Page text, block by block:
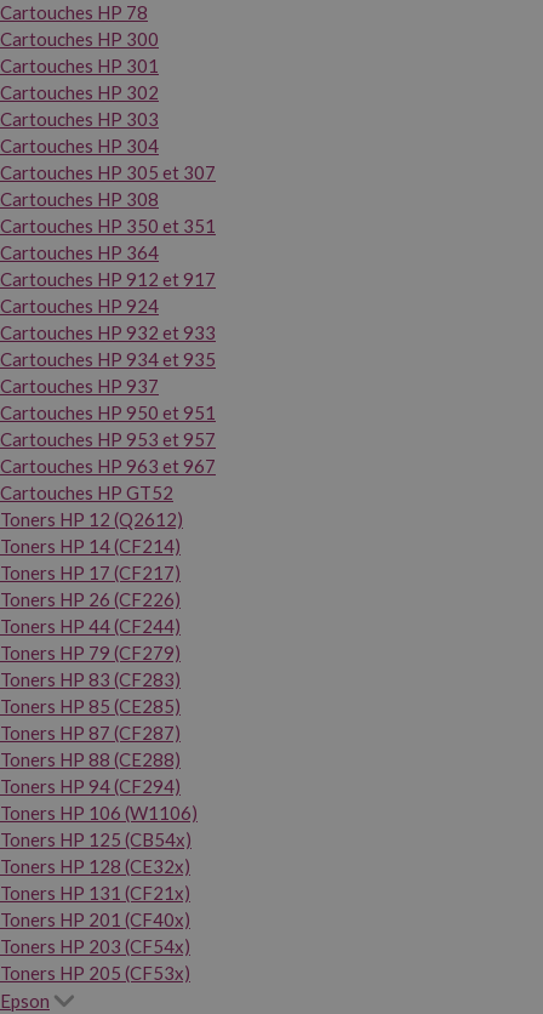
Cartouches HP 78
Cartouches HP 300
Cartouches HP 301
Cartouches HP 302
Cartouches HP 303
Cartouches HP 304
Cartouches HP 305 et 307
Cartouches HP 308
Cartouches HP 350 et 351
Cartouches HP 364
Cartouches HP 912 et 917
Cartouches HP 924
Cartouches HP 932 et 933
Cartouches HP 934 et 935
Cartouches HP 937
Cartouches HP 950 et 951
Cartouches HP 953 et 957
Cartouches HP 963 et 967
Cartouches HP GT52
Toners HP 12 (Q2612)
Toners HP 14 (CF214)
Toners HP 17 (CF217)
Toners HP 26 (CF226)
Toners HP 44 (CF244)
Toners HP 79 (CF279)
Toners HP 83 (CF283)
Toners HP 85 (CE285)
Toners HP 87 (CF287)
Toners HP 88 (CE288)
Toners HP 94 (CF294)
Toners HP 106 (W1106)
Toners HP 125 (CB54x)
Toners HP 128 (CE32x)
Toners HP 131 (CF21x)
Toners HP 201 (CF40x)
Toners HP 203 (CF54x)
Toners HP 205 (CF53x)
Epson